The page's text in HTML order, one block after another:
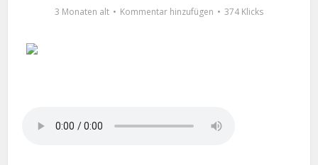
3 Monaten alt Kommentar hinzufügen 374 Klicks